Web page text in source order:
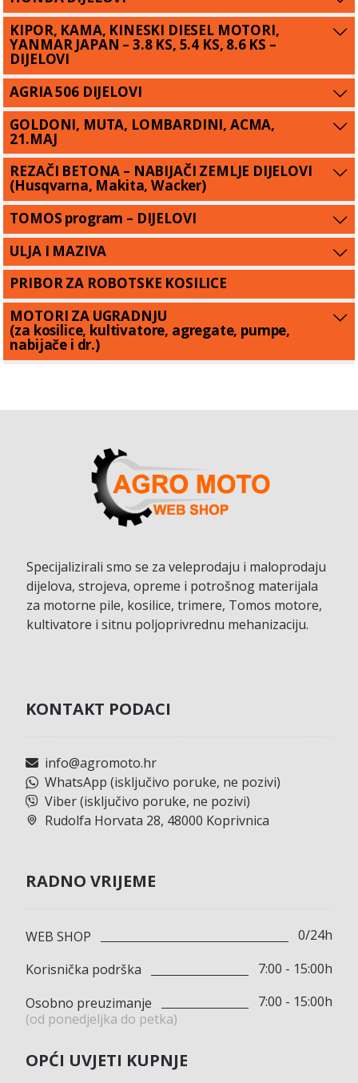
KIPOR, KAMA, KINESKI DIESEL MOTORI,
YANMAR JAPAN – 3.8 KS, 5.4 KS, 8.6 KS –
DIJELOVI
AGRIA 506 DIJELOVI
GOLDONI, MUTA, LOMBARDINI, ACMA,
21.MAJ
REZAČI BETONA – NABIJAČI ZEMLJE DIJELOVI
(Husqvarna, Makita, Wacker)
TOMOS program – DIJELOVI
ULJA I MAZIVA
PRIBOR ZA ROBOTSKE KOSILICE
MOTORI ZA UGRADNJU
(za kosilice, kultivatore, agregate, pumpe,
nabijače i dr.)
Specijalizirali smo se za veleprodaju i maloprodaju
dijelova, strojeva, opreme i potrošnog materijala
za motorne pile, kosilice, trimere, Tomos motore,
kultivatore i sitnu poljoprivrednu mehanizaciju.
KONTAKT PODACI
info@agromoto.hr
WhatsApp (isključivo poruke, ne pozivi)
Viber (isključivo poruke, ne pozivi)
Rudolfa Horvata 28, 48000 Koprivnica
RADNO VRIJEME
WEB SHOP
0/24h
Korisnička podrška
7:00 - 15:00h
Osobno preuzimanje
(od ponedjeljka do petka)
7:00 - 15:00h
OPĆI UVJETI KUPNJE